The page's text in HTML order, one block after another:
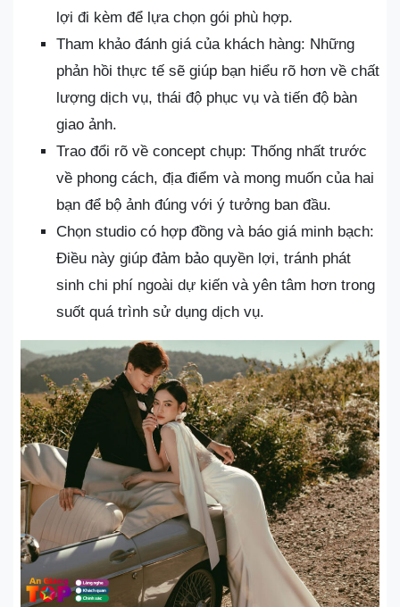
lợi đi kèm để lựa chọn gói phù hợp.
Tham khảo đánh giá của khách hàng: Những
phản hồi thực tế sẽ giúp bạn hiểu rõ hơn về chất
lượng dịch vụ, thái độ phục vụ và tiến độ bàn
giao ảnh.
Trao đổi rõ về concept chụp: Thống nhất trước
về phong cách, địa điểm và mong muốn của hai
bạn để bộ ảnh đúng với ý tưởng ban đầu.
Chọn studio có hợp đồng và báo giá minh bạch:
Điều này giúp đảm bảo quyền lợi, tránh phát
sinh chi phí ngoài dự kiến và yên tâm hơn trong
suốt quá trình sử dụng dịch vụ.